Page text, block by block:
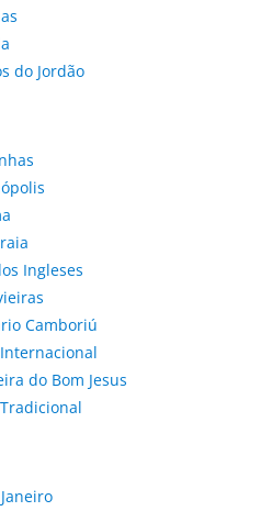
do Jordão
Ingleses
Camboriú
do Bom Jesus